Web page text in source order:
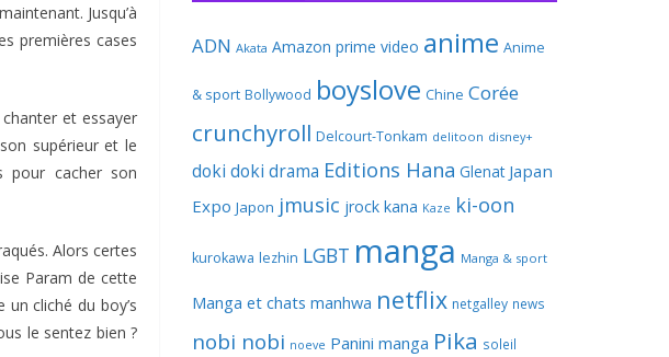
Jusqu’à
premières cases
et essayer
supérieur et le
pour cacher son
Alors certes
Param de cette
cliché du boy’s
le sentez bien ?
ADN Akata Amazon prime video anime Anime
& sport Bollywood boyslove Chine Corée
crunchyroll Delcourt-Tonkam delitoon disney+
doki doki drama Editions Hana Glenat Japan
Expo Japon jmusic jrock kana Kaze ki-oon
kurokawa lezhin LGBT manga Manga & sport
Manga et chats manhwa netflix netgalley news
nobi nobi noeve Panini manga Pika soleil